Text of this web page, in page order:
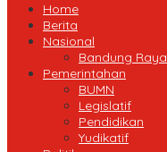
Home
Berita
Nasional
Bandung Raya
Pemerintahan
BUMN
Legislatif
Pendidikan
Yudikatif